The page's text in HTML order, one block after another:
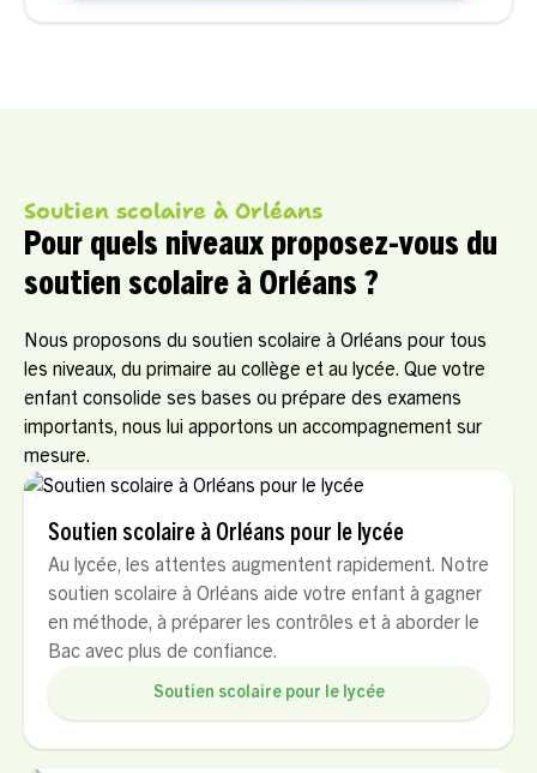
Soutien scolaire à Orléans
Pour quels niveaux proposez-vous du
soutien scolaire à Orléans ?
Nous proposons du soutien scolaire à Orléans pour tous
les niveaux, du primaire au collège et au lycée. Que votre
enfant consolide ses bases ou prépare des examens
importants, nous lui apportons un accompagnement sur
mesure.
Soutien scolaire à Orléans pour le lycée
Au lycée, les attentes augmentent rapidement. Notre
soutien scolaire à Orléans aide votre enfant à gagner
en méthode, à préparer les contrôles et à aborder le
Bac avec plus de confiance.
Soutien scolaire pour le lycée